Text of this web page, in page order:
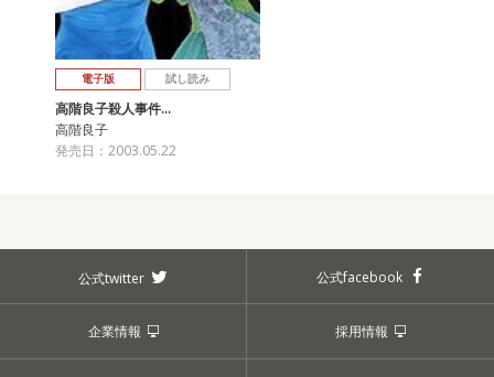
電子版 試し読み
高階良子殺人事件…
高階良子
発売日：2003.05.22
公式twitter 公式facebook
企業情報 採用情報